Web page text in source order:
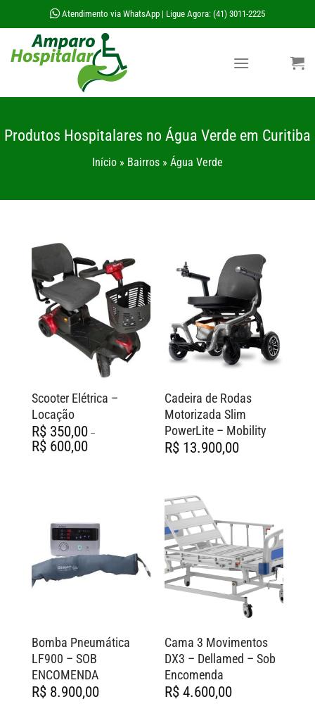
to
content
Atendimento via WhatsApp Ligue Agora: (41) 3011-2225
Produtos Hospitalares no Água Verde em Curitiba
Início » Bairros » Água Verde
Scooter Elétrica –
Locação
R$350,00 –
R$600,00Faixa
de
Cadeira de Rodas
Motorizada Slim
PowerLite – Mobility
R$13.900,00
Bomba Pneumática
LF900 – SOB
ENCOMENDA
R$8.900,00
Cama 3 Movimentos
DX3 – Dellamed – Sob
Encomenda
R$4.600,00